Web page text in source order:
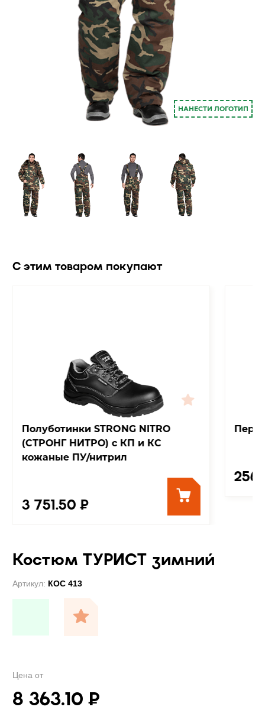
НАНЕСТИ ЛОГОТИП
С этим товаром покупают
Полуботинки STRONG NITRO
(СТРОНГ НИТРО) с КП и КС
кожаные ПУ/нитрил
3 751.50 ₽
Костюм ТУРИСТ зимний
Артикул: КОС 413
Цена от
8 363.10 ₽